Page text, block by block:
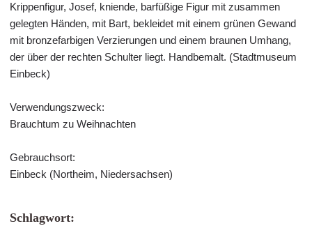
Krippenfigur, Josef, kniende, barfüßige Figur mit zusammen
gelegten Händen, mit Bart, bekleidet mit einem grünen Gewand
mit bronzefarbigen Verzierungen und einem braunen Umhang,
der über der rechten Schulter liegt. Handbemalt. (Stadtmuseum
Einbeck)
Verwendungszweck:
Brauchtum zu Weihnachten
Gebrauchsort:
Einbeck (Northeim, Niedersachsen)
Schlagwort: